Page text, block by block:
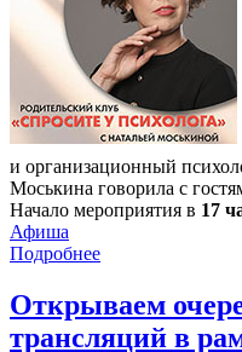
и организационный
Моськина говорила с
Начало мероприятия в 17
Афиша
Подробнее
Открываем
трансляций в